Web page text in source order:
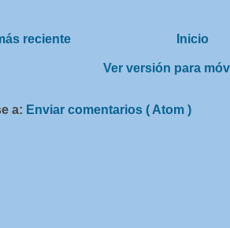
reciente Inicio
Ver versión para
a: Enviar comentarios ( Atom )